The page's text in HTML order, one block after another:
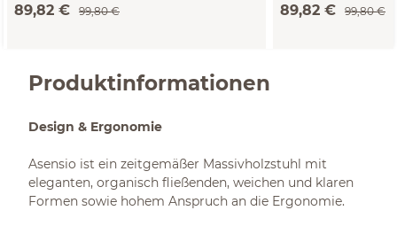
89,82 € 99,80 € 89,82 € 99,80 €
Produktinformationen
Design & Ergonomie
Asensio ist ein zeitgemäßer Massivholzstuhl mit
eleganten, organisch fließenden, weichen und klaren
Formen sowie hohem Anspruch an die Ergonomie.